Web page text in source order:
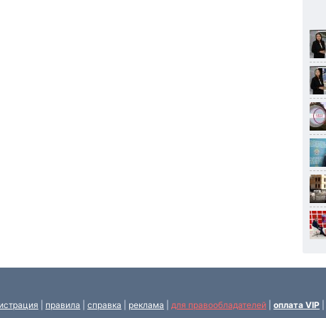
правила справка реклама для правообладателей оплата VIP